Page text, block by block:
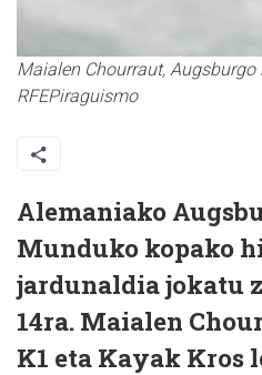
Maialen Chourraut, Augsburgo
RFEPiraguismo
Alemaniako
Munduko kopako
jardunaldia jokatu
14ra. Maialen
K1 eta Kayak Kros